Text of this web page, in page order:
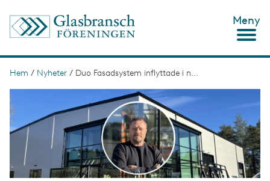
Meny
L
ä
n
k
t
Hem / Nyheter / Duo Fasadsystem inflyttade i n...
I
m
a
g
e